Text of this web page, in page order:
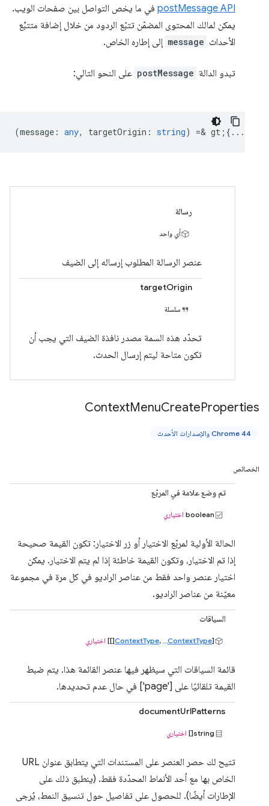
postMessage API في ما يخص التواصل بين صفحات الويب.
يمكن لمالك المحتوى المضمّن تتبّع الردود من خلال إضافة متتبِّع
الأحداث message إلى إطاره الخاص.
تبدو الدالة postMessage على النحو التالي:
(message : any, targetOrigin : string) =& gt;{...}
رسالة
أي واحد
عنصر الرسالة المطلوب إرساله إلى الضيف
targetOrigin
سلسلة
تحدّد هذه السمة مصدر نافذة الضيف التي يجب أن
تكون متاحة ليتم إرسال الحدث.
ContextMenuCreateProperties
Chrome 44 والإصدارات الأحدث
الخصائص
تم وضع علامة في المربّع
boolean اختياري
الحالة الأولية لمربّع الاختيار أو زر الاختيار: تكون القيمة صحيحة
إذا تم الاختيار، وتكون القيمة خاطئة إذا لم يتم الاختيار. يمكن
اختيار عنصر واحد فقط من عناصر الراديو في كل مرة في مجموعة
معيّنة من عناصر الراديو.
السياقات
[
ContextType, ...ContextType
[]] اختياري
قائمة السياقات التي سيظهر فيها عنصر القائمة هذا. يتم ضبط
القيمة تلقائيًا على ['page'] في حال عدم تحديدها.
documentUrlPatterns
string[] اختياري
تتيح لك حصر العنصر على المستندات التي يتطابق عنوان URL
الخاص بها مع أحد الأنماط المحدّدة فقط. (ينطبق ذلك على
الإطارات أيضًا). للحصول على تفاصيل حول تنسيق النمط، يُرجى